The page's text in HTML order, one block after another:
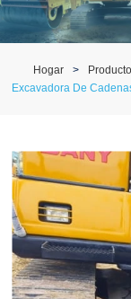
Hogar
Excavadora De